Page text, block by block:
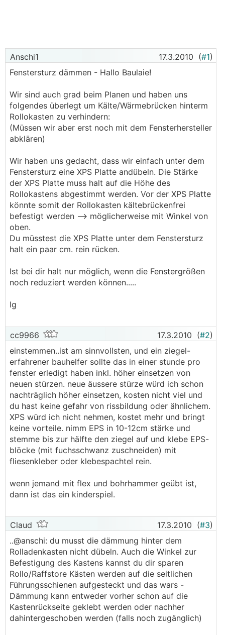
Anschi1 17.3.2010 (#1)
Fenstersturz dämmen - Hallo Baulaie!
Wir sind auch grad beim Planen und haben uns
folgendes überlegt um Kälte/Wärmebrücken hinterm
Rollokasten zu verhindern:
(Müssen wir aber erst noch mit dem Fensterhersteller
abklären)
Wir haben uns gedacht, dass wir einfach unter dem
Fenstersturz eine XPS Platte andübeln. Die Stärke
der XPS Platte muss halt auf die Höhe des
Rollokastens abgestimmt werden. Vor der XPS Platte
könnte somit der Rollokasten kältebrückenfrei
befestigt werden --> möglicherweise mit Winkel von
oben.
Du müsstest die XPS Platte unter dem Fenstersturz
halt ein paar cm. rein rücken.
Ist bei dir halt nur möglich, wenn die Fenstergrößen
noch reduziert werden können.....
lg
cc9966 17.3.2010 (#2)
einstemmen..ist am sinnvollsten, und ein ziegel-
erfahrener bauhelfer sollte das in einer stunde pro
fenster erledigt haben inkl. höher einsetzen von
neuen stürzen. neue äussere stürze würd ich schon
nachträglich höher einsetzen, kosten nicht viel und
du hast keine gefahr von rissbildung oder ähnlichem.
XPS würd ich nicht nehmen, kostet mehr und bringt
keine vorteile. nimm EPS in 10-12cm stärke und
stemme bis zur hälfte den ziegel auf und klebe EPS-
blöcke (mit fuchsschwanz zuschneiden) mit
fliesenkleber oder klebespachtel rein.
wenn jemand mit flex und bohrhammer geübt ist,
dann ist das ein kinderspiel.
Claud 17.3.2010 (#3)
..@anschi: du musst die dämmung hinter dem
Rolladenkasten nicht dübeln. Auch die Winkel zur
Befestigung des Kastens kannst du dir sparen
Rollo/Raffstore Kästen werden auf die seitlichen
Führungsschienen aufgesteckt und das wars -
Dämmung kann entweder vorher schon auf die
Kastenrückseite geklebt werden oder nachher
dahintergeschoben werden (falls noch zugänglich)